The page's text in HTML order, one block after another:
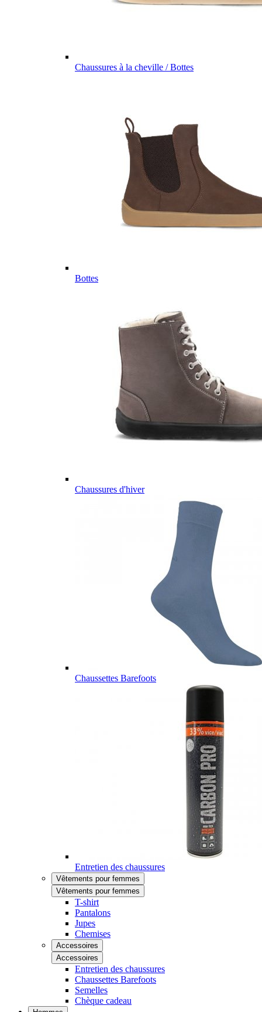
Chaussures à la cheville / Bottes
Bottes
Chaussures d'hiver
Chaussettes Barefoots
Entretien des chaussures
Vêtements pour femmes
Vêtements pour femmes
T-shirt
Pantalons
Jupes
Chemises
Accessoires
Accessoires
Entretien des chaussures
Chaussettes Barefoots
Semelles
Chèque cadeau